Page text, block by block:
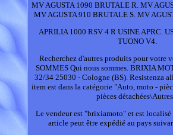
MV AGUSTA 1090 BRUTALE R. MV
MV AGUSTA 910 BRUTALE S. MV
APRILIA 1000 RSV 4 R USINE APRC.
TUONO V4.
Recherchez d'autres produits pour votre
SOMMES Qui nous sommes. BRIXIA
32/34 25030 - Cologne (BS). Resistenza
item est dans la catégorie "Auto, moto -
pièces
Le vendeur est "brixiamoto" et est localisé
article peut être expédié au pays